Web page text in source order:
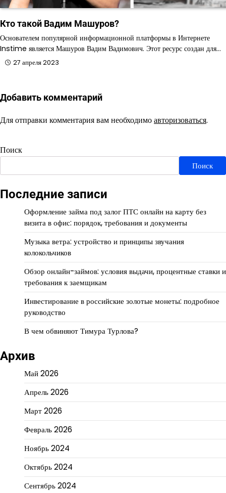
Кто такой Вадим Машуров?
Основателем популярной информационной платформы в Интернете
Instime является Машуров Вадим Вадимович. Этот ресурс создан для…
27 апреля 2023
Добавить комментарий
Для отправки комментария вам необходимоавторизоваться.
Поиск
Поиск
Последние записи
Оформление займа под залог ПТС онлайн на карту без
визита в офис: порядок, требования и документы
Музыка ветра: устройство и принципы звучания
колокольчиков
Обзор онлайн-займов: условия выдачи, процентные ставки и
требования к заемщикам
Инвестирование в российские золотые монеты: подробное
руководство
В чем обвиняют Тимура Турлова?
Архив
Май 2026
Апрель 2026
Март 2026
Февраль 2026
Ноябрь 2024
Октябрь 2024
Сентябрь 2024